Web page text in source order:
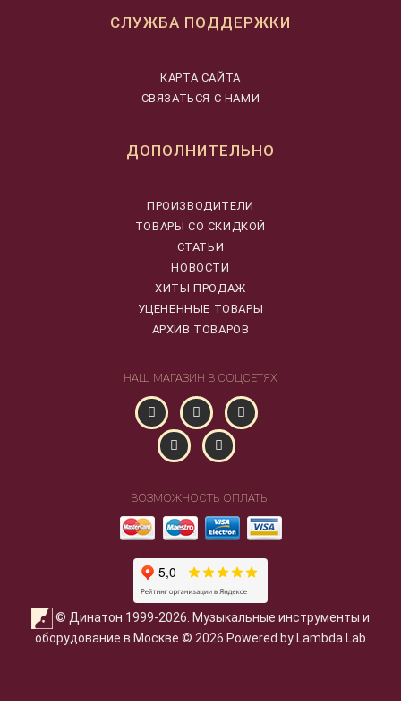
СЛУЖБА ПОДДЕРЖКИ
КАРТА САЙТА
СВЯЗАТЬСЯ С НАМИ
ДОПОЛНИТЕЛЬНО
ПРОИЗВОДИТЕЛИ
ТОВАРЫ СО СКИДКОЙ
СТАТЬИ
НОВОСТИ
ХИТЫ ПРОДАЖ
УЦЕНЕННЫЕ ТОВАРЫ
АРХИВ ТОВАРОВ
НАШ МАГАЗИН В СОЦСЕТЯХ
ВОЗМОЖНОСТЬ ОПЛАТЫ
© Динатон 1999-2026. Музыкальные инструменты и
оборудование в Москве © 2026 Powered by Lambda Lab